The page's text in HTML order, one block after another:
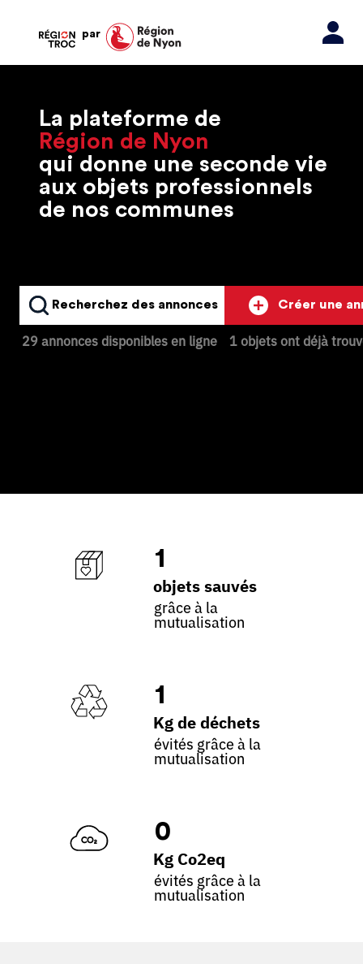
par
La plateforme de
Région de Nyon
qui donne une seconde vie
aux objets professionnels
de nos communes
Recherchez des annonces
29 annonces disponibles en ligne
Créer une
1 objets ont déjà
1
objets sauvés
grâce à la
mutualisation
1
Kg de déchets
évités grâce à la
mutualisation
0
Kg Co2eq
évités grâce à la
mutualisation